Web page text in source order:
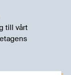
till vårt